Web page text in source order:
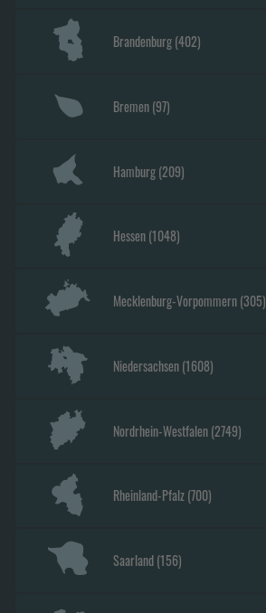
Brandenburg(402)
Bremen(97)
Hamburg(209)
Hessen(1048)
Mecklenburg-Vorpommern(305)
Niedersachsen(1608)
Nordrhein-Westfalen(2749)
Rheinland-Pfalz(700)
Saarland(156)